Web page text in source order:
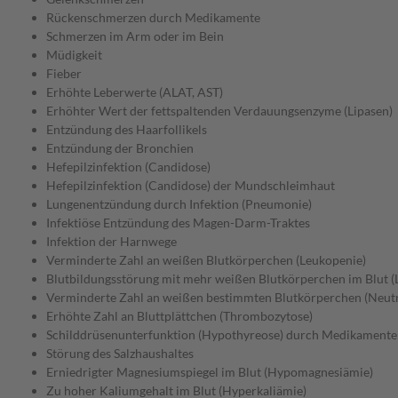
Rückenschmerzen durch Medikamente
Schmerzen im Arm oder im Bein
Müdigkeit
Fieber
Erhöhte Leberwerte (ALAT, AST)
Erhöhter Wert der fettspaltenden Verdauungsenzyme (Lipasen)
Entzündung des Haarfollikels
Entzündung der Bronchien
Hefepilzinfektion (Candidose)
Hefepilzinfektion (Candidose) der Mundschleimhaut
Lungenentzündung durch Infektion (Pneumonie)
Infektiöse Entzündung des Magen-Darm-Traktes
Infektion der Harnwege
Verminderte Zahl an weißen Blutkörperchen (Leukopenie)
Blutbildungsstörung mit mehr weißen Blutkörperchen im Blut
Verminderte Zahl an weißen bestimmten Blutkörperchen
Erhöhte Zahl an Bluttplättchen (Thrombozytose)
Schilddrüsenunterfunktion (Hypothyreose) durch Medikamente
Störung des Salzhaushaltes
Erniedrigter Magnesiumspiegel im Blut (Hypomagnesiämie)
Zu hoher Kaliumgehalt im Blut (Hyperkaliämie)